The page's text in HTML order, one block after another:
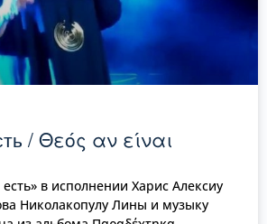
/ Θεός αν είναι
в исполнении Харис Алексиу
Николакопулу Лины и музыку